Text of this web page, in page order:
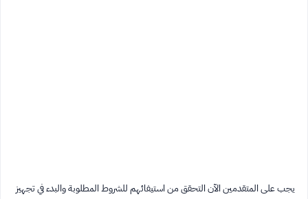
يجب على المتقدمين الآن التحقق من استيفائهم للشروط المطلوبة والبدء في تجهيز